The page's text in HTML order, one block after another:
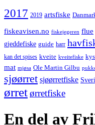
2017 2019 artsfiske
fiskeavisen.no fiskejegeren flue
gjeddefiske guide harr
kan det spises kveite kveitefiske
mat mjøsa Ole Martin Gilbu
sjøørret sjøørretfiske
ørretørretfiske
En del av